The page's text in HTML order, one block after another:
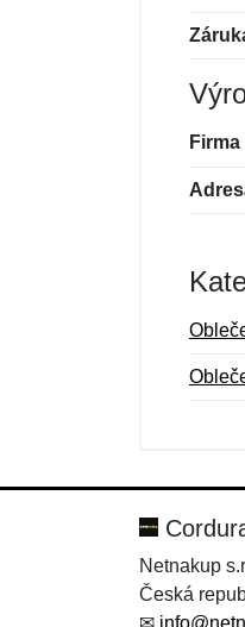
Firma
Netnakup
Česká
✉